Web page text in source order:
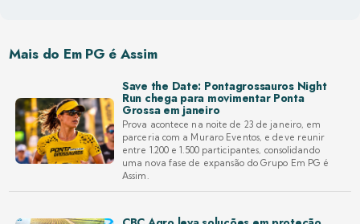
Mais do Em PG é Assim
Save the Date: Pontagrossauros Night
Run chega para movimentar Ponta
Grossa em janeiro
Prova acontece na noite de 23 de janeiro, em
parceria com a Muraro Eventos, e deve reunir
entre 1.200 e 1.500 participantes, consolidando
uma nova fase de expansão do Grupo Em PG é
Assim.